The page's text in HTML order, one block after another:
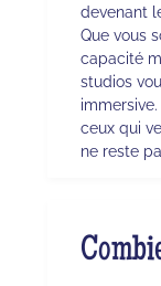
devenant
Que vous
capacité
studios
ceux qui
ne reste